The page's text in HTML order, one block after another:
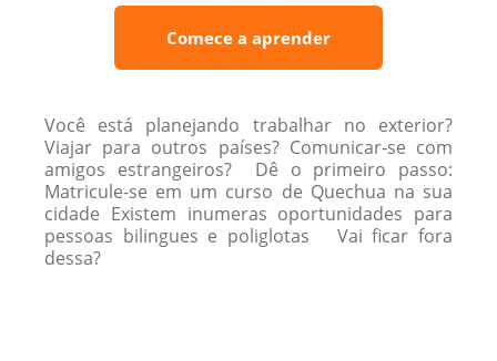
Comece a aprender
Você está planejando trabalhar no exterior?
Viajar para outros países? Comunicar-se com
amigos estrangeiros? Dê o primeiro passo:
Matricule-se em um curso de Quechua na sua
cidade Existem inumeras oportunidades para
pessoas bilingues e poliglotas Vai ficar fora
dessa?